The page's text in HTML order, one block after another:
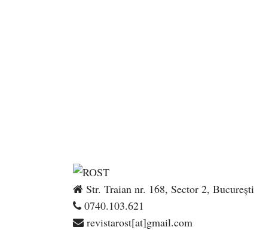
Str. Traian nr. 168, Sector 2, București
0740.103.621
revistarost[at]gmail.com